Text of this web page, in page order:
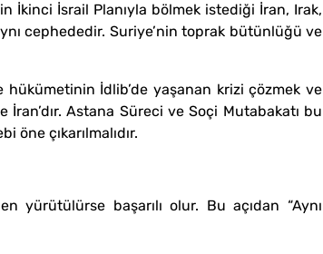
İkinci İsrail Planıyla bölmek istediği İran, Irak,
cephededir. Suriye’nin toprak bütünlüğü ve
hükümetinin İdlib’de yaşanan krizi çözmek ve
Astana Süreci ve Soçi Mutabakatı bu
öne çıkarılmalıdır.
yürütülürse başarılı olur. Bu açıdan “Aynı